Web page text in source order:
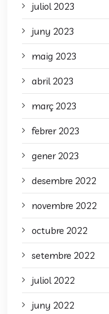
juliol 2023
juny 2023
maig 2023
abril 2023
març 2023
febrer 2023
gener 2023
desembre 2022
novembre 2022
octubre 2022
setembre 2022
juliol 2022
juny 2022